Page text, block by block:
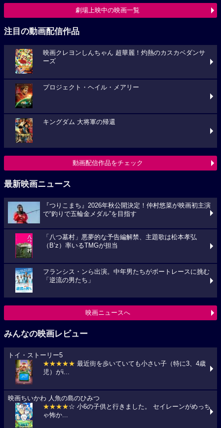
劇場上映中の映画一覧
注目の動画配信作品
映画クレヨンしんちゃん 超華麗！灼熱のカスカベダンサ
ーズ
プロジェクト・ヘイル・メアリー
キングダム 大将軍の帰還
動画配信作品をチェック
最新映画ニュース
『つりこまち』2026年秋公開決定！仲村悠菜が映画初主演
で“釣りで五輪金メダル”を目指す
「八つ墓村」悪夢的な予告編解禁、主題歌は松本孝弘
（B’z）率いるTMGが担当
フランシス・ンら出演。中年男たちがボートレースに挑む
「逆流の男たち」
映画ニュースへ
みんなの映画レビュー
トイ・ストーリー5
★★★★★ 最近街を歩いていても小さい子（特に3、4歳
児）がi...
映画ちいかわ 人魚の島のひみつ
★★★★☆ 小6の子供と行きました。 セイレーンがめっち
ゃ怖か...